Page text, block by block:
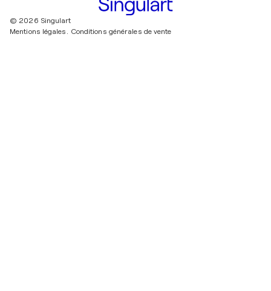
© 2026 Singulart
Mentions légales. Conditions générales de vente